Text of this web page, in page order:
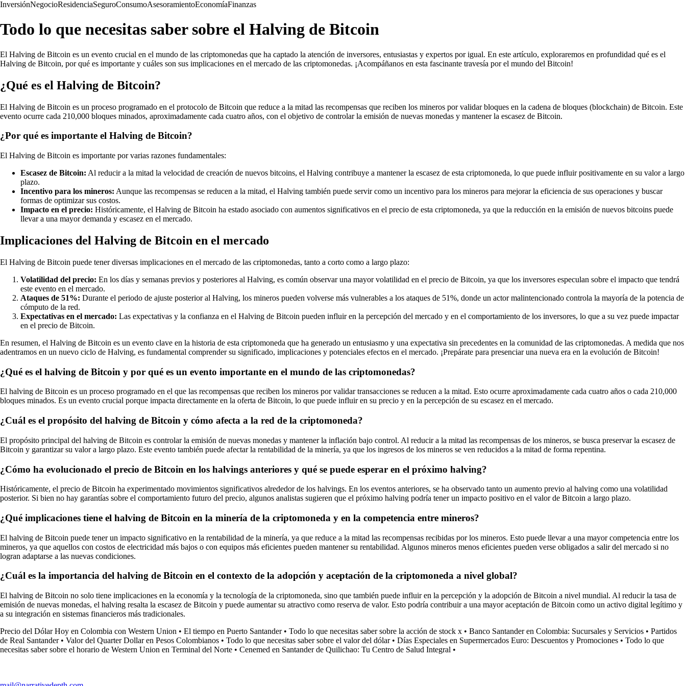
InversiónNegocioResidenciaSeguroConsumoAsesoramientoEconomíaFinanzas
Todo lo que necesitas saber sobre el Halving de Bitcoin
El Halving de Bitcoin es un evento crucial en el mundo de las criptomonedas que ha captado la atención de inversores, entusiastas y expertos por igual. En este artículo, exploraremos en profundidad qué es el
Halving de Bitcoin, por qué es importante y cuáles son sus implicaciones en el mercado de las criptomonedas. ¡Acompáñanos en esta fascinante travesía por el mundo del Bitcoin!
¿Qué es el Halving de Bitcoin?
El Halving de Bitcoin es un proceso programado en el protocolo de Bitcoin que reduce a la mitad las recompensas que reciben los mineros por validar bloques en la cadena de bloques (blockchain) de Bitcoin. Este
evento ocurre cada 210,000 bloques minados, aproximadamente cada cuatro años, con el objetivo de controlar la emisión de nuevas monedas y mantener la escasez de Bitcoin.
¿Por qué es importante el Halving de Bitcoin?
El Halving de Bitcoin es importante por varias razones fundamentales:
Escasez de Bitcoin: Al reducir a la mitad la velocidad de creación de nuevos bitcoins, el Halving contribuye a mantener la escasez de esta criptomoneda, lo que puede influir positivamente en su valor a largo
plazo.
Incentivo para los mineros: Aunque las recompensas se reducen a la mitad, el Halving también puede servir como un incentivo para los mineros para mejorar la eficiencia de sus operaciones y buscar
formas de optimizar sus costos.
Impacto en el precio: Históricamente, el Halving de Bitcoin ha estado asociado con aumentos significativos en el precio de esta criptomoneda, ya que la reducción en la emisión de nuevos bitcoins puede
llevar a una mayor demanda y escasez en el mercado.
Implicaciones del Halving de Bitcoin en el mercado
El Halving de Bitcoin puede tener diversas implicaciones en el mercado de las criptomonedas, tanto a corto como a largo plazo:
Volatilidad del precio: En los días y semanas previos y posteriores al Halving, es común observar una mayor volatilidad en el precio de Bitcoin, ya que los inversores especulan sobre el impacto que tendrá
este evento en el mercado.
Ataques de 51%: Durante el periodo de ajuste posterior al Halving, los mineros pueden volverse más vulnerables a los ataques de 51%, donde un actor malintencionado controla la mayoría de la potencia de
cómputo de la red.
Expectativas en el mercado: Las expectativas y la confianza en el Halving de Bitcoin pueden influir en la percepción del mercado y en el comportamiento de los inversores, lo que a su vez puede impactar
en el precio de Bitcoin.
En resumen, el Halving de Bitcoin es un evento clave en la historia de esta criptomoneda que ha generado un entusiasmo y una expectativa sin precedentes en la comunidad de las criptomonedas. A medida que nos
adentramos en un nuevo ciclo de Halving, es fundamental comprender su significado, implicaciones y potenciales efectos en el mercado. ¡Prepárate para presenciar una nueva era en la evolución de Bitcoin!
¿Qué es el halving de Bitcoin y por qué es un evento importante en el mundo de las criptomonedas?
El halving de Bitcoin es un proceso programado en el que las recompensas que reciben los mineros por validar transacciones se reducen a la mitad. Esto ocurre aproximadamente cada cuatro años o cada 210,000
bloques minados. Es un evento crucial porque impacta directamente en la oferta de Bitcoin, lo que puede influir en su precio y en la percepción de su escasez en el mercado.
¿Cuál es el propósito del halving de Bitcoin y cómo afecta a la red de la criptomoneda?
El propósito principal del halving de Bitcoin es controlar la emisión de nuevas monedas y mantener la inflación bajo control. Al reducir a la mitad las recompensas de los mineros, se busca preservar la escasez de
Bitcoin y garantizar su valor a largo plazo. Este evento también puede afectar la rentabilidad de la minería, ya que los ingresos de los mineros se ven reducidos a la mitad de forma repentina.
¿Cómo ha evolucionado el precio de Bitcoin en los halvings anteriores y qué se puede esperar en el próximo halving?
Históricamente, el precio de Bitcoin ha experimentado movimientos significativos alrededor de los halvings. En los eventos anteriores, se ha observado tanto un aumento previo al halving como una volatilidad
posterior. Si bien no hay garantías sobre el comportamiento futuro del precio, algunos analistas sugieren que el próximo halving podría tener un impacto positivo en el valor de Bitcoin a largo plazo.
¿Qué implicaciones tiene el halving de Bitcoin en la minería de la criptomoneda y en la competencia entre mineros?
El halving de Bitcoin puede tener un impacto significativo en la rentabilidad de la minería, ya que reduce a la mitad las recompensas recibidas por los mineros. Esto puede llevar a una mayor competencia entre los
mineros, ya que aquellos con costos de electricidad más bajos o con equipos más eficientes pueden mantener su rentabilidad. Algunos mineros menos eficientes pueden verse obligados a salir del mercado si no
logran adaptarse a las nuevas condiciones.
¿Cuál es la importancia del halving de Bitcoin en el contexto de la adopción y aceptación de la criptomoneda a nivel global?
El halving de Bitcoin no solo tiene implicaciones en la economía y la tecnología de la criptomoneda, sino que también puede influir en la percepción y la adopción de Bitcoin a nivel mundial. Al reducir la tasa de
emisión de nuevas monedas, el halving resalta la escasez de Bitcoin y puede aumentar su atractivo como reserva de valor. Esto podría contribuir a una mayor aceptación de Bitcoin como un activo digital legítimo y
a su integración en sistemas financieros más tradicionales.
Precio del Dólar Hoy en Colombia con Western Union • El tiempo en Puerto Santander• Todo lo que necesitas saber sobre la acción de stock x • Banco Santander en Colombia: Sucursales y Servicios • Partidos
de Real Santander• Valor del Quarter Dollar en Pesos Colombianos • Todo lo que necesitas saber sobre el valor del dólar• Días Especiales en Supermercados Euro: Descuentos y Promociones • Todo lo que
necesitas saber sobre el horario de Western Union en Terminal del Norte • Cenemed en Santander de Quilichao: Tu Centro de Salud Integral •